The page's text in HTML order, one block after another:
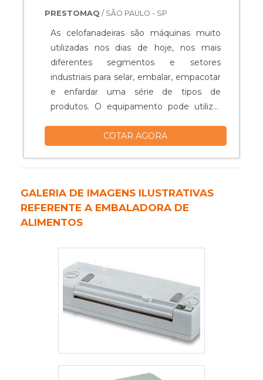
PRESTOMAQ / SÃO PAULO - SP
As celofanadeiras são máquinas muito
utilizadas nos dias de hoje, nos mais
diferentes segmentos e setores
industriais para selar, embalar, empacotar
e enfardar uma série de tipos de
produtos. O equipamento pode utilizar
essas atividades, sejam eles encolhíveis
plástico utilizado neste tipo de
polipropileno. Esse plástico possui como
uma de suas características principais a
grande durabilidade e seu brilho
SEGMENTOSAs celofanadeiras são
equipamentos de fácil utilização. Além
disso, caso o cliente necessite fazer
algum ajuste na máquina para que ela
consiga se adaptar às suas necessidades,
estes ajustes poderão ser feitos de
maneira simples e fácil.Comprar
celofanadeira está cada vez mais em alta
COTAR AGORA
GALERIA DE IMAGENS ILUSTRATIVAS
REFERENTE A EMBALADORA DE
ALIMENTOS